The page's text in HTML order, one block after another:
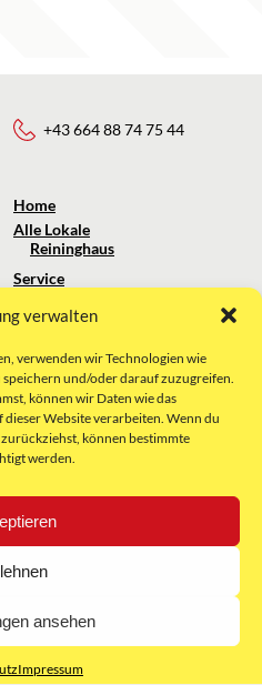
verwalten
verwenden wir Technologien wie
und/oder darauf zuzugreifen.
können wir Daten wie das
Website verarbeiten. Wenn du
können bestimmte
werden.
ansehen
Impressum
+43 664 88 74 75 44
Home
Alle Lokale
Reininghaus
Service
Über uns
Impressum
AGB
Datenschutz